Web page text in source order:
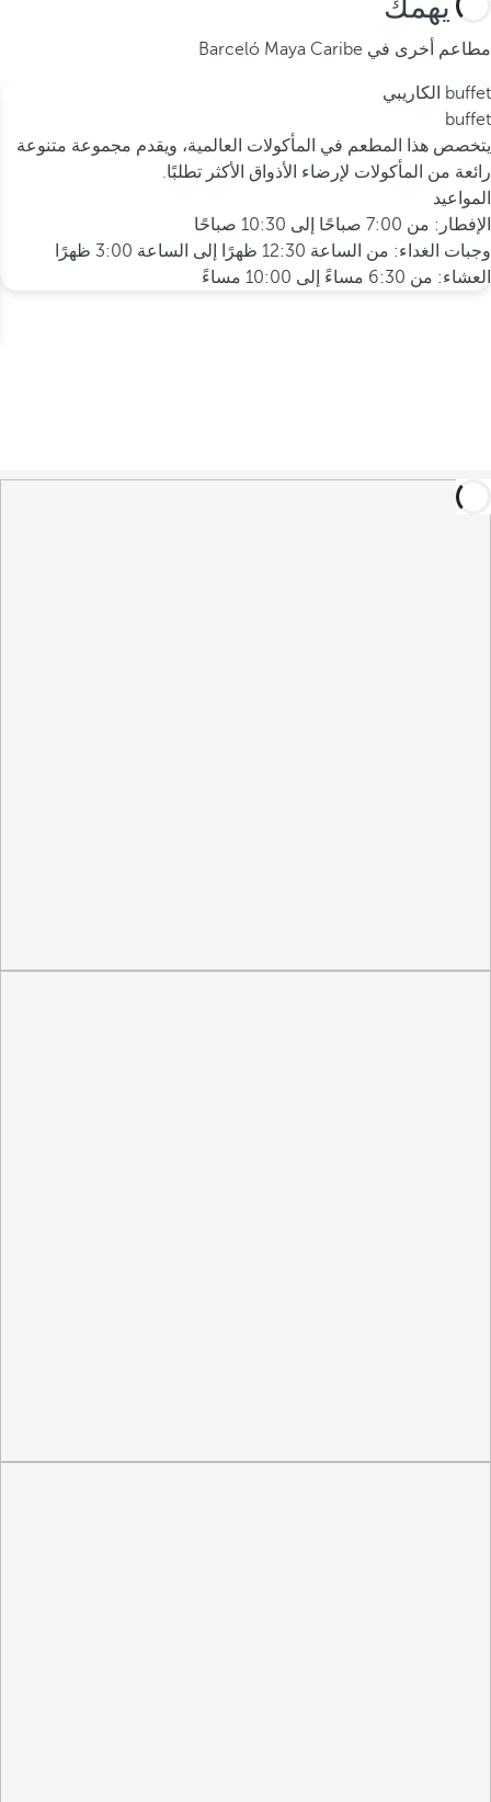
قد يهمك
مطاعم أخرى في Barceló Maya Caribe
buffet الكاريبي
buffet
يتخصص هذا المطعم في المأكولات العالمية، ويقدم مجموعة متنوعة
رائعة من المأكولات لإرضاء الأذواق الأكثر تطلبًا.
المواعيد
الإفطار: من 7:00 صباحًا إلى 10:30 صباحًا
وجبات الغداء: من الساعة 12:30 ظهرًا إلى الساعة 3:00 ظهرًا
العشاء: من 6:30 مساءً إلى 10:00 مساءً